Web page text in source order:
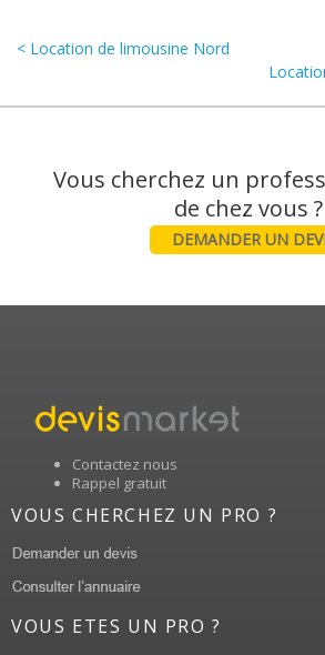
< Location de limousine Nord
Vous cherchez un
DEMANDER UN
Contactez nous
Rappel gratuit
VOUS CHERCHEZ UN PRO ?
VOUS ETES UN PRO ?